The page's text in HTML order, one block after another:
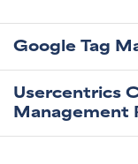
Google Tag
Usercentrics
Management